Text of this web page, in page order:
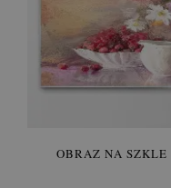
OBRAZ NA SZKLE